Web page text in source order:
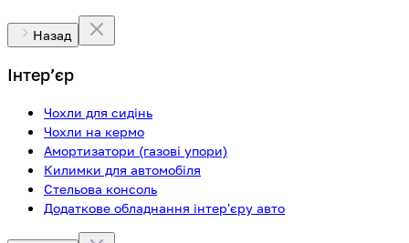
Назад
Інтерʼєр
Чохли для сидінь
Чохли на кермо
Амортизатори (газові упори)
Килимки для автомобіля
Стельова консоль
Додаткове обладнання інтер'єру авто